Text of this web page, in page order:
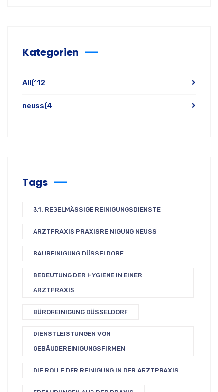
Kategorien
All(112
neuss(4
Tags
3.1. REGELMÄSSIGE REINIGUNGSDIENSTE
ARZTPRAXIS PRAXISREINIGUNG NEUSS
BAUREINIGUNG DÜSSELDORF
BEDEUTUNG DER HYGIENE IN EINER
ARZTPRAXIS
BÜROREINIGUNG DÜSSELDORF
DIENSTLEISTUNGEN VON
GEBÄUDEREINIGUNGSFIRMEN
DIE ROLLE DER REINIGUNG IN DER ARZTPRAXIS